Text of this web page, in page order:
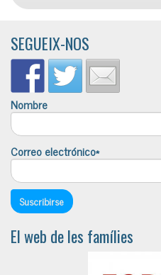
SEGUEIX-NOS
Nombre
Correo electrónico*
El web de les famílies